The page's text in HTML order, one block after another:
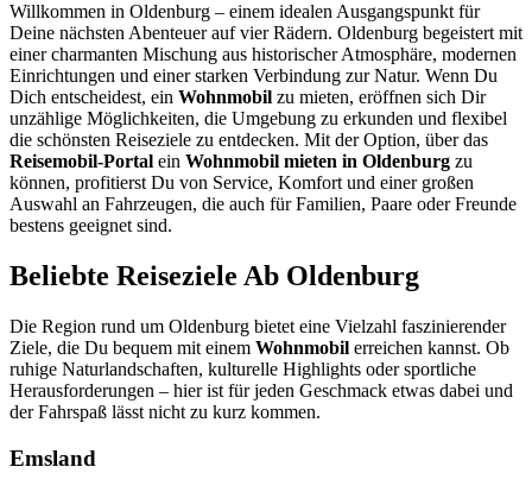
Willkommen in Oldenburg – einem idealen Ausgangspunkt für
Deine nächsten Abenteuer auf vier Rädern. Oldenburg begeistert mit
einer charmanten Mischung aus historischer Atmosphäre, modernen
Einrichtungen und einer starken Verbindung zur Natur. Wenn Du
Dich entscheidest, ein Wohnmobil zu mieten, eröffnen sich Dir
unzählige Möglichkeiten, die Umgebung zu erkunden und flexibel
die schönsten Reiseziele zu entdecken. Mit der Option, über das
Reisemobil-Portal ein Wohnmobil mieten in Oldenburg zu
können, profitierst Du von Service, Komfort und einer großen
Auswahl an Fahrzeugen, die auch für Familien, Paare oder Freunde
bestens geeignet sind.
Beliebte Reiseziele Ab Oldenburg
Die Region rund um Oldenburg bietet eine Vielzahl faszinierender
Ziele, die Du bequem mit einem Wohnmobil erreichen kannst. Ob
ruhige Naturlandschaften, kulturelle Highlights oder sportliche
Herausforderungen – hier ist für jeden Geschmack etwas dabei und
der Fahrspaß lässt nicht zu kurz kommen.
Emsland